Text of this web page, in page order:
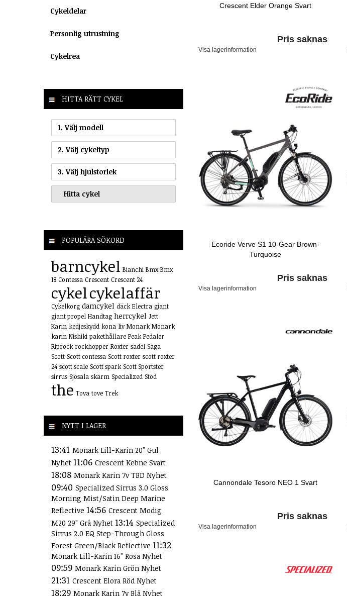
Cykeldelar
Personlig utrustning
Cykelrea
HITTA RÄTT CYKEL
1. Välj modell
2. Välj cykeltyp
3. Välj hjulstorlek
POPULÄRA SÖKORD
barncykel Bianchi Bmx Bmx
18 Contessa Crescent Crescent 24
cykelcykelaffär
Cykelkorg damcykel däck Electra giant
giant propel Handtag herrcykel Jett
Karin kedjeskydd kona liv Monark Monark
karin Nishiki pakethållare Peak Pedaler
Riprock rockhopper Roxter sadel Saga
Scott Scott contessa Scott roxter scott roxter
24 scott scale Scott spark Scott Sportster
sirrus Sjösala skärm Specialized Stöd
the Tova tove Trek
NYTT I LAGER
13:41 Monark Lill-Karin 20" Gul
Nyhet 11:06 Crescent Kebne Svart
18:08 Monark Karin 7v TBD Nyhet
09:40 Specialized Sirrus 3.0 Gloss
Morning Mist/Satin Deep Marine
Reflective 14:56 Crescent Modig
M20 29" Grå Nyhet 13:14 Specialized
Sirrus 2.0 EQ Step-Through Gloss
Forest Green/Black Reflective 11:32
Monark Lill-Karin 16" Rosa Nyhet
09:59 Monark Karin Grön Nyhet
21:31 Crescent Elora Röd Nyhet
18:29 Monark Karin 7v Blå Nyhet
Crescent Elder Orange Svart
Pris saknas
Visa lagerinformation
Ecoride Verve S1 10-Gear Brown-
Turquoise
Pris saknas
Visa lagerinformation
Cannondale Tesoro NEO 1 Svart
Pris saknas
Visa lagerinformation